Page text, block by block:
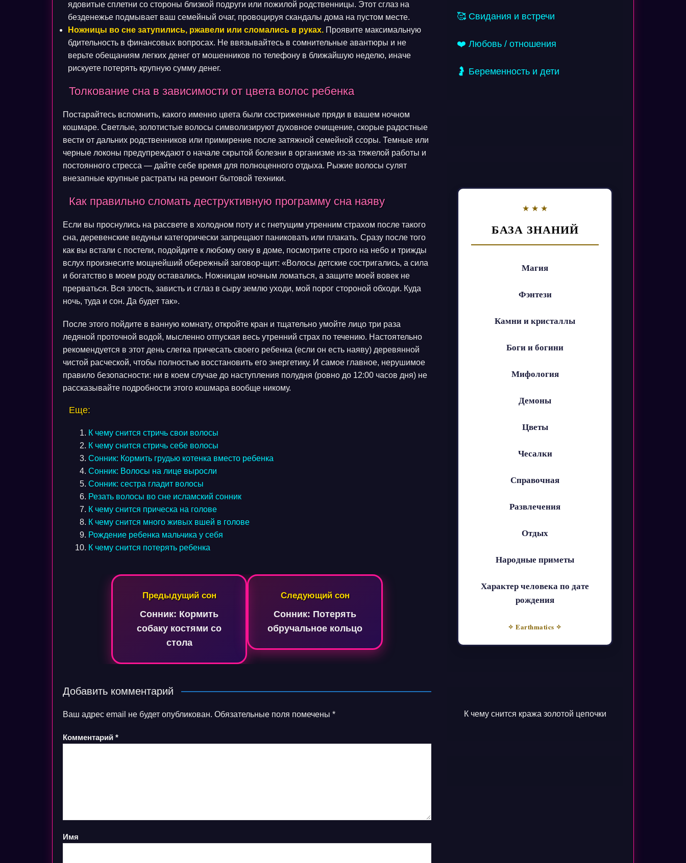
ядовитые сплетни со стороны близкой подруги или пожилой родственницы. Этот сглаз на
безденежье подмывает ваш семейный очаг, провоцируя скандалы дома на пустом месте.
Ножницы во сне затупились, ржавели или сломались в руках. Проявите максимальную
бдительность в финансовых вопросах. Не ввязывайтесь в сомнительные авантюры и не
верьте обещаниям легких денег от мошенников по телефону в ближайшую неделю, иначе
рискуете потерять крупную сумму денег.
Толкование сна в зависимости от цвета волос ребенка
Постарайтесь вспомнить, какого именно цвета были состриженные пряди в вашем ночном
кошмаре. Светлые, золотистые волосы символизируют духовное очищение, скорые радостные
вести от дальних родственников или примирение после затяжной семейной ссоры. Темные или
черные локоны предупреждают о начале скрытой болезни в организме из-за тяжелой работы и
постоянного стресса — дайте себе время для полноценного отдыха. Рыжие волосы сулят
внезапные крупные растраты на ремонт бытовой техники.
Как правильно сломать деструктивную программу сна наяву
Если вы проснулись на рассвете в холодном поту и с гнетущим утренним страхом после такого
сна, деревенские ведуньи категорически запрещают паниковать или плакать. Сразу после того
как вы встали с постели, подойдите к любому окну в доме, посмотрите строго на небо и трижды
вслух произнесите мощнейший обережный заговор-щит: «Волосы детские состригались, а сила
и богатство в моем роду оставались. Ножницам ночным ломаться, а защите моей вовек не
прерваться. Вся злость, зависть и сглаз в сыру землю уходи, мой порог стороной обходи. Куда
ночь, туда и сон. Да будет так».
После этого пойдите в ванную комнату, откройте кран и тщательно умойте лицо три раза
ледяной проточной водой, мысленно отпуская весь утренний страх по течению. Настоятельно
рекомендуется в этот день слегка причесать своего ребенка (если он есть наяву) деревянной
чистой расческой, чтобы полностью восстановить его энергетику. И самое главное, нерушимое
правило безопасности: ни в коем случае до наступления полудня (ровно до 12:00 часов дня) не
рассказывайте подробности этого кошмара вообще никому.
Еще:
К чему снится стричь свои волосы
К чему снится стричь себе волосы
Сонник: Кормить грудью котенка вместо ребенка
Сонник: Волосы на лице выросли
Сонник: сестра гладит волосы
Резать волосы во сне исламский сонник
К чему снится прическа на голове
К чему снится много живых вшей в голове
Рождение ребенка мальчика у себя
К чему снится потерять ребенка
Навигация
Предыдущий сон
Сонник: Кормить
собаку костями со
стола
Следующий сон
Сонник: Потерять
обручальное кольцо
Добавить комментарий
Ваш адрес email не будет опубликован. Обязательные поля помечены *
Комментарий *
Имя
🥰 Свидания и встречи
❤️ Любовь / отношения
🤰 Беременность и дети
БАЗА ЗНАНИЙ
Магия
Фэнтези
Камни и кристаллы
Боги и богини
Мифология
Демоны
Цветы
Чесалки
Справочная
Развлечения
Отдых
Народные приметы
Характер человека по дате
рождения
✧ Earthmatics ✧
К чему снится кража золотой цепочки